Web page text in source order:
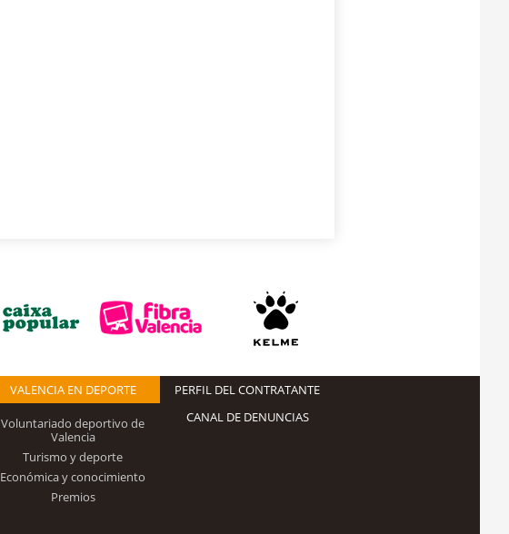
VALENCIA EN DEPORTE
Voluntariado deportivo de
Valencia
Turismo y deporte
Económica y conocimiento
Premios
PERFIL DEL CONTRATANTE
CANAL DE DENUNCIAS